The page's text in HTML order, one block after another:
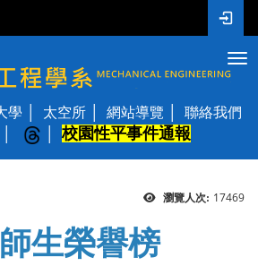
通大學 機械工程學系
學 太空所 網站導覽
聯絡我們
校園性平事件通報
瀏覽人次: 17469
生榮譽榜